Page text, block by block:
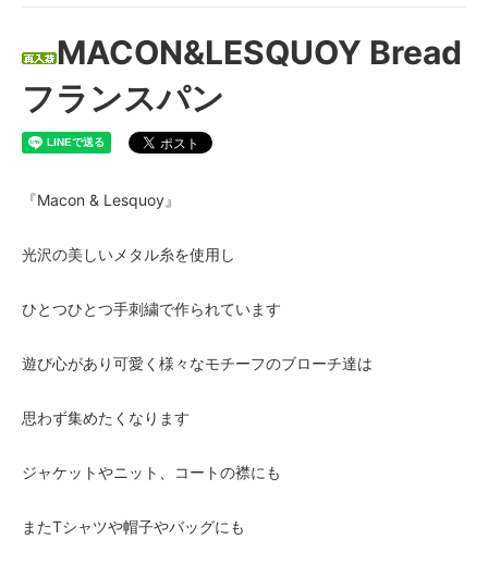
MACON&LESQUOY Bread
フランスパン
『Macon & Lesquoy』
光沢の美しいメタル糸を使用し
ひとつひとつ手刺繍で作られています
遊び心があり可愛く様々なモチーフのブローチ達は
思わず集めたくなります
ジャケットやニット、コートの襟にも
またTシャツや帽子やバッグにも